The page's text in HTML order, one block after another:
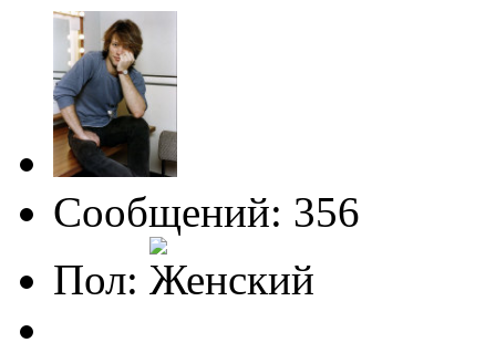
Сообщений: 356
Пол: